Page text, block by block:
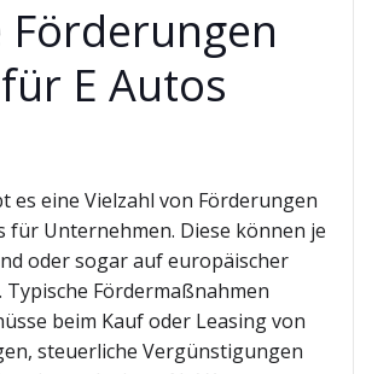
Förderungen
E Autos
es eine Vielzahl von Förderungen
Unternehmen. Diese können je
oder sogar auf europäischer
Typische Fördermaßnahmen
beim Kauf oder Leasing von
steuerliche Vergünstigungen